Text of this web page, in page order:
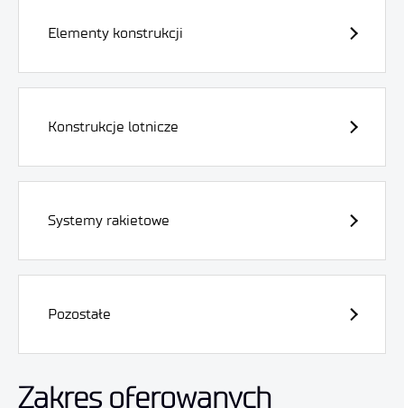
Elementy konstrukcji
Konstrukcje lotnicze
Systemy rakietowe
Pozostałe
Zakres oferowanych